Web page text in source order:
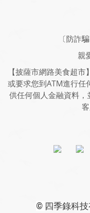
〔防詐
親
【披薩市網路美食超
或要求您到ATM進行任
供任何個人金融資料
© 四季錄科